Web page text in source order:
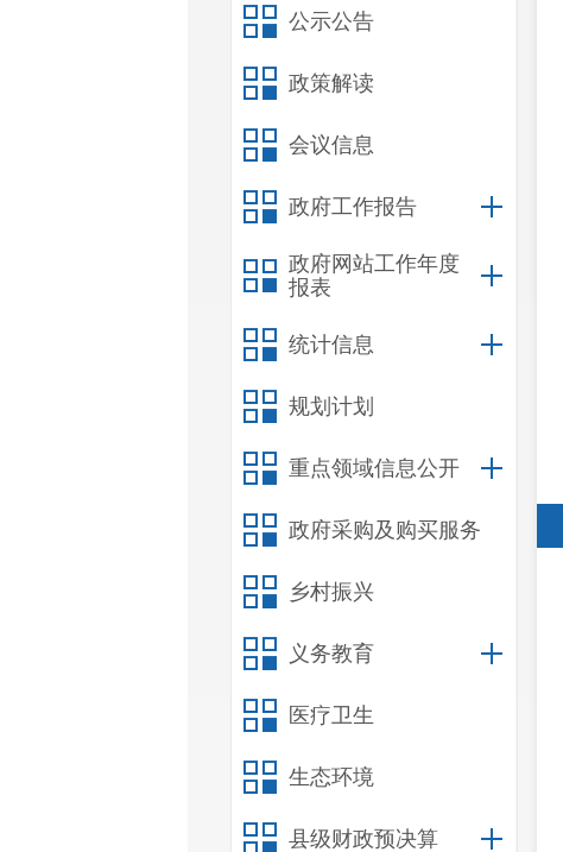
公示公告
政策解读
会议信息
政府工作报告
政府网站工作年度
报表
统计信息
规划计划
重点领域信息公开
政府采购及购买服务
乡村振兴
义务教育
医疗卫生
生态环境
县级财政预决算